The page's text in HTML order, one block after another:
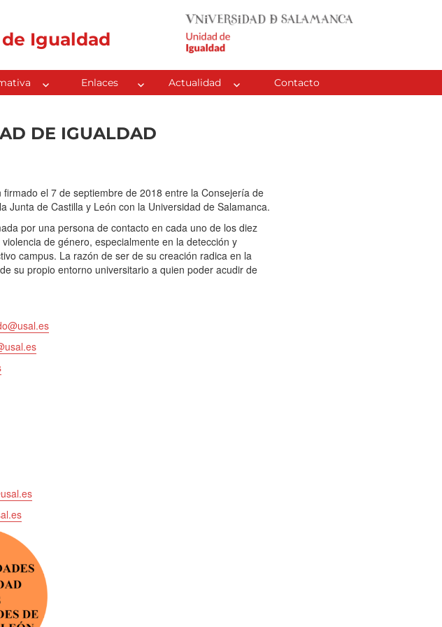
Igualdad
Enlaces Actualidad Contacto
DE IGUALDAD
el 7 de septiembre de 2018 entre la Consejería de
Junta de Castilla y León con la Universidad de Salamanca.
por una persona de contacto en cada uno de los diez
de género, especialmente en la detección y
campus. La razón de ser de su creación radica en la
su propio entorno universitario a quien poder acudir de